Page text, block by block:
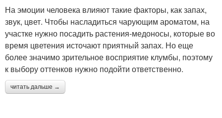
На эмоции человека влияют такие факторы, как запах,
звук, цвет. Чтобы насладиться чарующим ароматом, на
участке нужно посадить растения-медоносы, которые во
время цветения источают приятный запах. Но еще
более значимо зрительное восприятие клумбы, поэтому
к выбору оттенков нужно подойти ответственно.
читать дальше →